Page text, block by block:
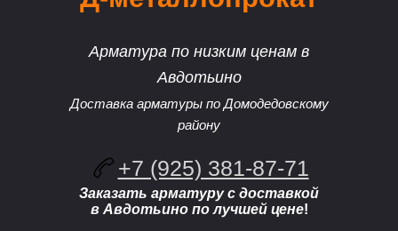
Арматура по низким ценам в
Авдотьино
Доставка арматуры по Домодедовскому
району
+7 (925) 381-87-71
Заказать арматуру с доставкой
в Авдотьино по лучшей цене!